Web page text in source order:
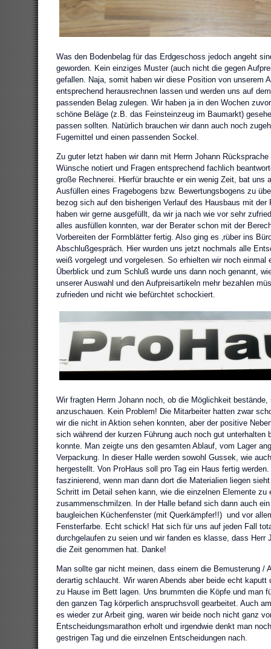
Was den Bodenbelag für das Erdgeschoss jedoch angeht
geworden. Kein einziges Muster (auch nicht die gegen
gefallen. Naja, somit haben wir diese Position von unserem
entsprechend herausrechnen lassen und werden uns auf
passenden Belag zulegen. Wir haben ja in den Wochen
schöne Beläge (z.B. das Feinsteinzeug im Baumarkt)
passen sollten. Natürlich brauchen wir dann auch noch
Fugemittel und einen passenden Sockel.
Zu guter letzt haben wir dann mit Herrn Johann
Wünsche notiert und Fragen entsprechend fachlich
große Rechnerei. Hierfür brauchte er ein wenig Zeit, bat uns
Ausfüllen eines Fragebogens bzw. Bewertungsbogens zu
bezog sich auf den bisherigen Verlauf des Hausbaus mit der
haben wir gerne ausgefüllt, da wir ja nach wie vor sehr
alles ausfüllen konnten, war der Berater schon mit der
Vorbereiten der Formblätter fertig. Also ging es ‚rüber ins
Abschlußgespräch. Hier wurden uns jetzt nochmals alle
weiß vorgelegt und vorgelesen. So erhielten wir noch einmal
Überblick und zum Schluß wurde uns dann noch genannt,
unserer Auswahl und den Aufpreisartikeln mehr bezahlen
zufrieden und nicht wie befürchtet schockiert.
Wir fragten Herrn Johann noch, ob die Möglichkeit
anzuschauen. Kein Problem! Die Mitarbeiter hatten zwar
wir die nicht in Aktion sehen konnten, aber der positive
sich während der kurzen Führung auch noch gut unterhalten
konnte. Man zeigte uns den gesamten Ablauf, vom Lager
Verpackung. In dieser Halle werden sowohl Gussek, wie
hergestellt. Von ProHaus soll pro Tag ein Haus fertig
faszinierend, wenn man dann dort die Materialien liegen
Schritt im Detail sehen kann, wie die einzelnen Elemente zu
zusammenschmilzen. In der Halle befand sich dann auch
baugleichen Küchenfenster (mit Querkämpfer!!) und vor
Fensterfarbe. Echt schick! Hat sich für uns auf jeden Fall
durchgelaufen zu seien und wir fanden es klasse, dass Herr
die Zeit genommen hat. Danke!
Man sollte gar nicht meinen, dass einem die Bemusterung /
derartig schlaucht. Wir waren Abends aber beide echt kaputt
zu Hause im Bett lagen. Uns brummten die Köpfe und man
den ganzen Tag körperlich anspruchsvoll gearbeitet. Auch
es wieder zur Arbeit ging, waren wir beide noch nicht ganz
Entscheidungsmarathon erholt und irgendwie denkt man
gestrigen Tag und die einzelnen Entscheidungen nach.